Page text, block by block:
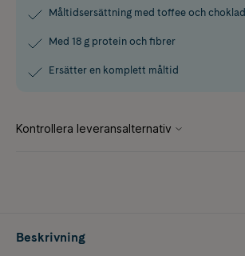
Måltidsersättning med toffee och choklad
Med 18 g protein och fibrer
Ersätter en komplett måltid
Beskrivning